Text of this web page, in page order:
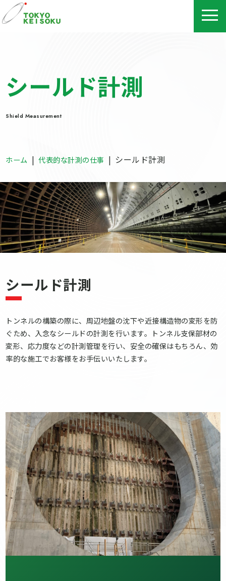
シールド計測
Shield Measurement
ホーム | 代表的な計測の仕事 | シールド計測
シールド計測
トンネルの構築の際に、周辺地盤の沈下や近接構造物の変形を防
ぐため、入念なシールドの計測を行います。トンネル支保部材の
変形、応力度などの計測管理を行い、安全の確保はもちろん、効
率的な施工でお客様をお手伝いいたします。